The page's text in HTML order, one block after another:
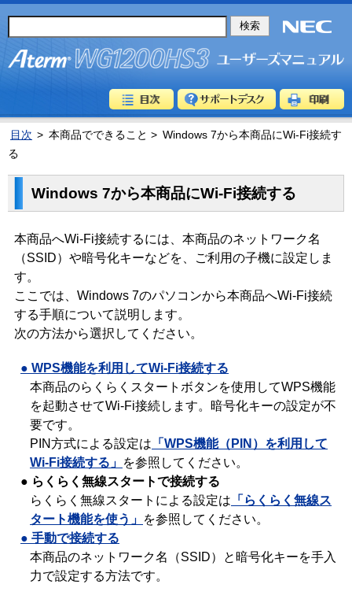
目次 > 本商品でできること > Windows 7から本商品にWi-Fi接続す
る
Windows 7から本商品にWi-Fi接続する
本商品へWi-Fi接続するには、本商品のネットワーク名
（SSID）や暗号化キーなどを、ご利用の子機に設定しま
す。
ここでは、Windows 7のパソコンから本商品へWi-Fi接続
する手順について説明します。
次の方法から選択してください。
● WPS機能を利用してWi-Fi接続する
本商品のらくらくスタートボタンを使用してWPS機能
を起動させてWi-Fi接続します。暗号化キーの設定が不
要です。
PIN方式による設定は 「WPS機能（PIN）を利用して
Wi-Fi接続する」 を参照してください。
● らくらく無線スタートで接続する
らくらく無線スタートによる設定は 「らくらく無線ス
タート機能を使う」 を参照してください。
● 手動で接続する
本商品のネットワーク名（SSID）と暗号化キーを手入
力で設定する方法です。